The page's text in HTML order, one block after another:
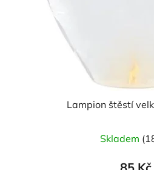
Lampion štěstí
Skladem